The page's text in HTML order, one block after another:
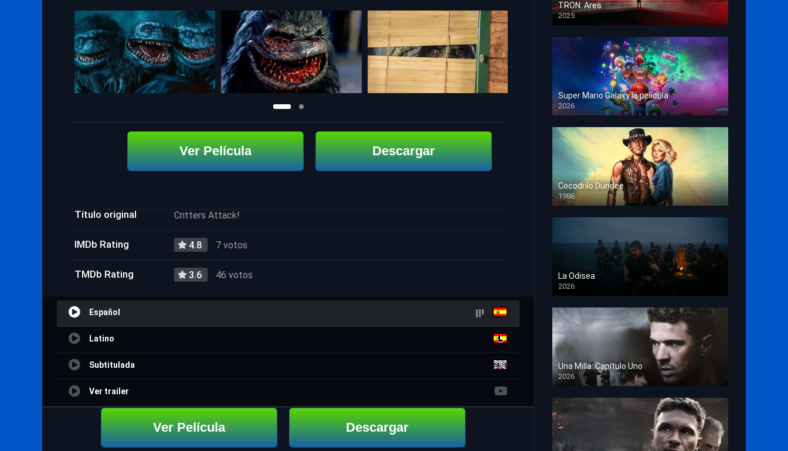
Ver Película Descargar
Título original Critters Attack!
IMDb Rating 4.8 7 votos
TMDb Rating 3.6 46 votos
Español
Latino
Subtitulada
Ver trailer
Ver Película Descargar
TRON: Ares
2025
HD 1080p
Super Mario Galaxy la película
2026
HD 1080p
Cocodrilo Dundee
1986
HD 1080p
La Odisea
2026
TS Screener
Una Milla: Capítulo Uno
2026
HD 1080p